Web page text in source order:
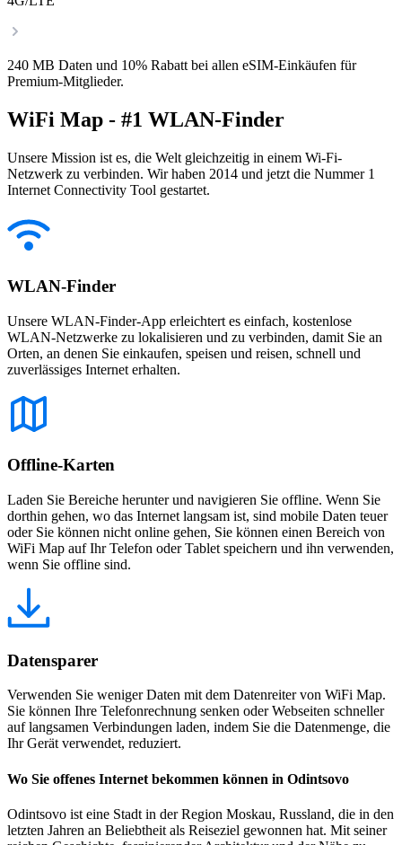
240 MB Daten und 10% Rabatt bei allen eSIM-Einkäufen für
Premium-Mitglieder.
WiFi Map - #1 WLAN-Finder
Unsere Mission ist es, die Welt gleichzeitig in einem Wi-Fi-
Netzwerk zu verbinden. Wir haben 2014 und jetzt die Nummer 1
Internet Connectivity Tool gestartet.
WLAN-Finder
Unsere WLAN-Finder-App erleichtert es einfach, kostenlose
WLAN-Netzwerke zu lokalisieren und zu verbinden, damit Sie an
Orten, an denen Sie einkaufen, speisen und reisen, schnell und
zuverlässiges Internet erhalten.
Offline-Karten
Laden Sie Bereiche herunter und navigieren Sie offline. Wenn Sie
dorthin gehen, wo das Internet langsam ist, sind mobile Daten teuer
oder Sie können nicht online gehen, Sie können einen Bereich von
WiFi Map auf Ihr Telefon oder Tablet speichern und ihn verwenden,
wenn Sie offline sind.
Datensparer
Verwenden Sie weniger Daten mit dem Datenreiter von WiFi Map.
Sie können Ihre Telefonrechnung senken oder Webseiten schneller
auf langsamen Verbindungen laden, indem Sie die Datenmenge, die
Ihr Gerät verwendet, reduziert.
Wo Sie offenes Internet bekommen können in Odintsovo
Odintsovo ist eine Stadt in der Region Moskau, Russland, die in den
letzten Jahren an Beliebtheit als Reiseziel gewonnen hat. Mit seiner